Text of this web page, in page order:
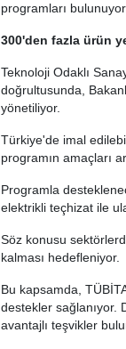
programları bulunuyor.
300'den fazla ürün
Teknoloji Odaklı
doğrultusunda,
yönetiliyor.
Türkiye'de imal
programın amaçları
Programla
elektrikli teçhizat ile
Söz konusu
kalması hedefleniyor.
Bu kapsamda,
destekler sağlanıyor.
avantajlı teşvikler